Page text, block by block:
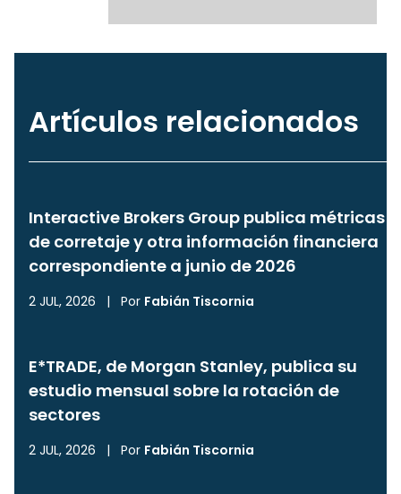
Artículos relacionados
Interactive Brokers Group publica métricas
de corretaje y otra información financiera
correspondiente a junio de 2026
2 JUL, 2026 | Por Fabián Tiscornia
E*TRADE, de Morgan Stanley, publica su
estudio mensual sobre la rotación de
sectores
2 JUL, 2026 | Por Fabián Tiscornia